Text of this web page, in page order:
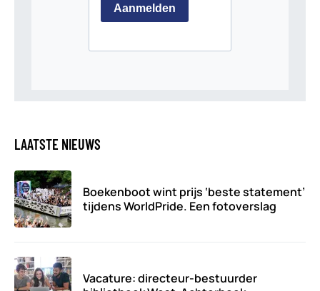
LAATSTE NIEUWS
Boekenboot wint prijs ‘beste statement’
tijdens WorldPride. Een fotoverslag
Vacature: directeur-bestuurder